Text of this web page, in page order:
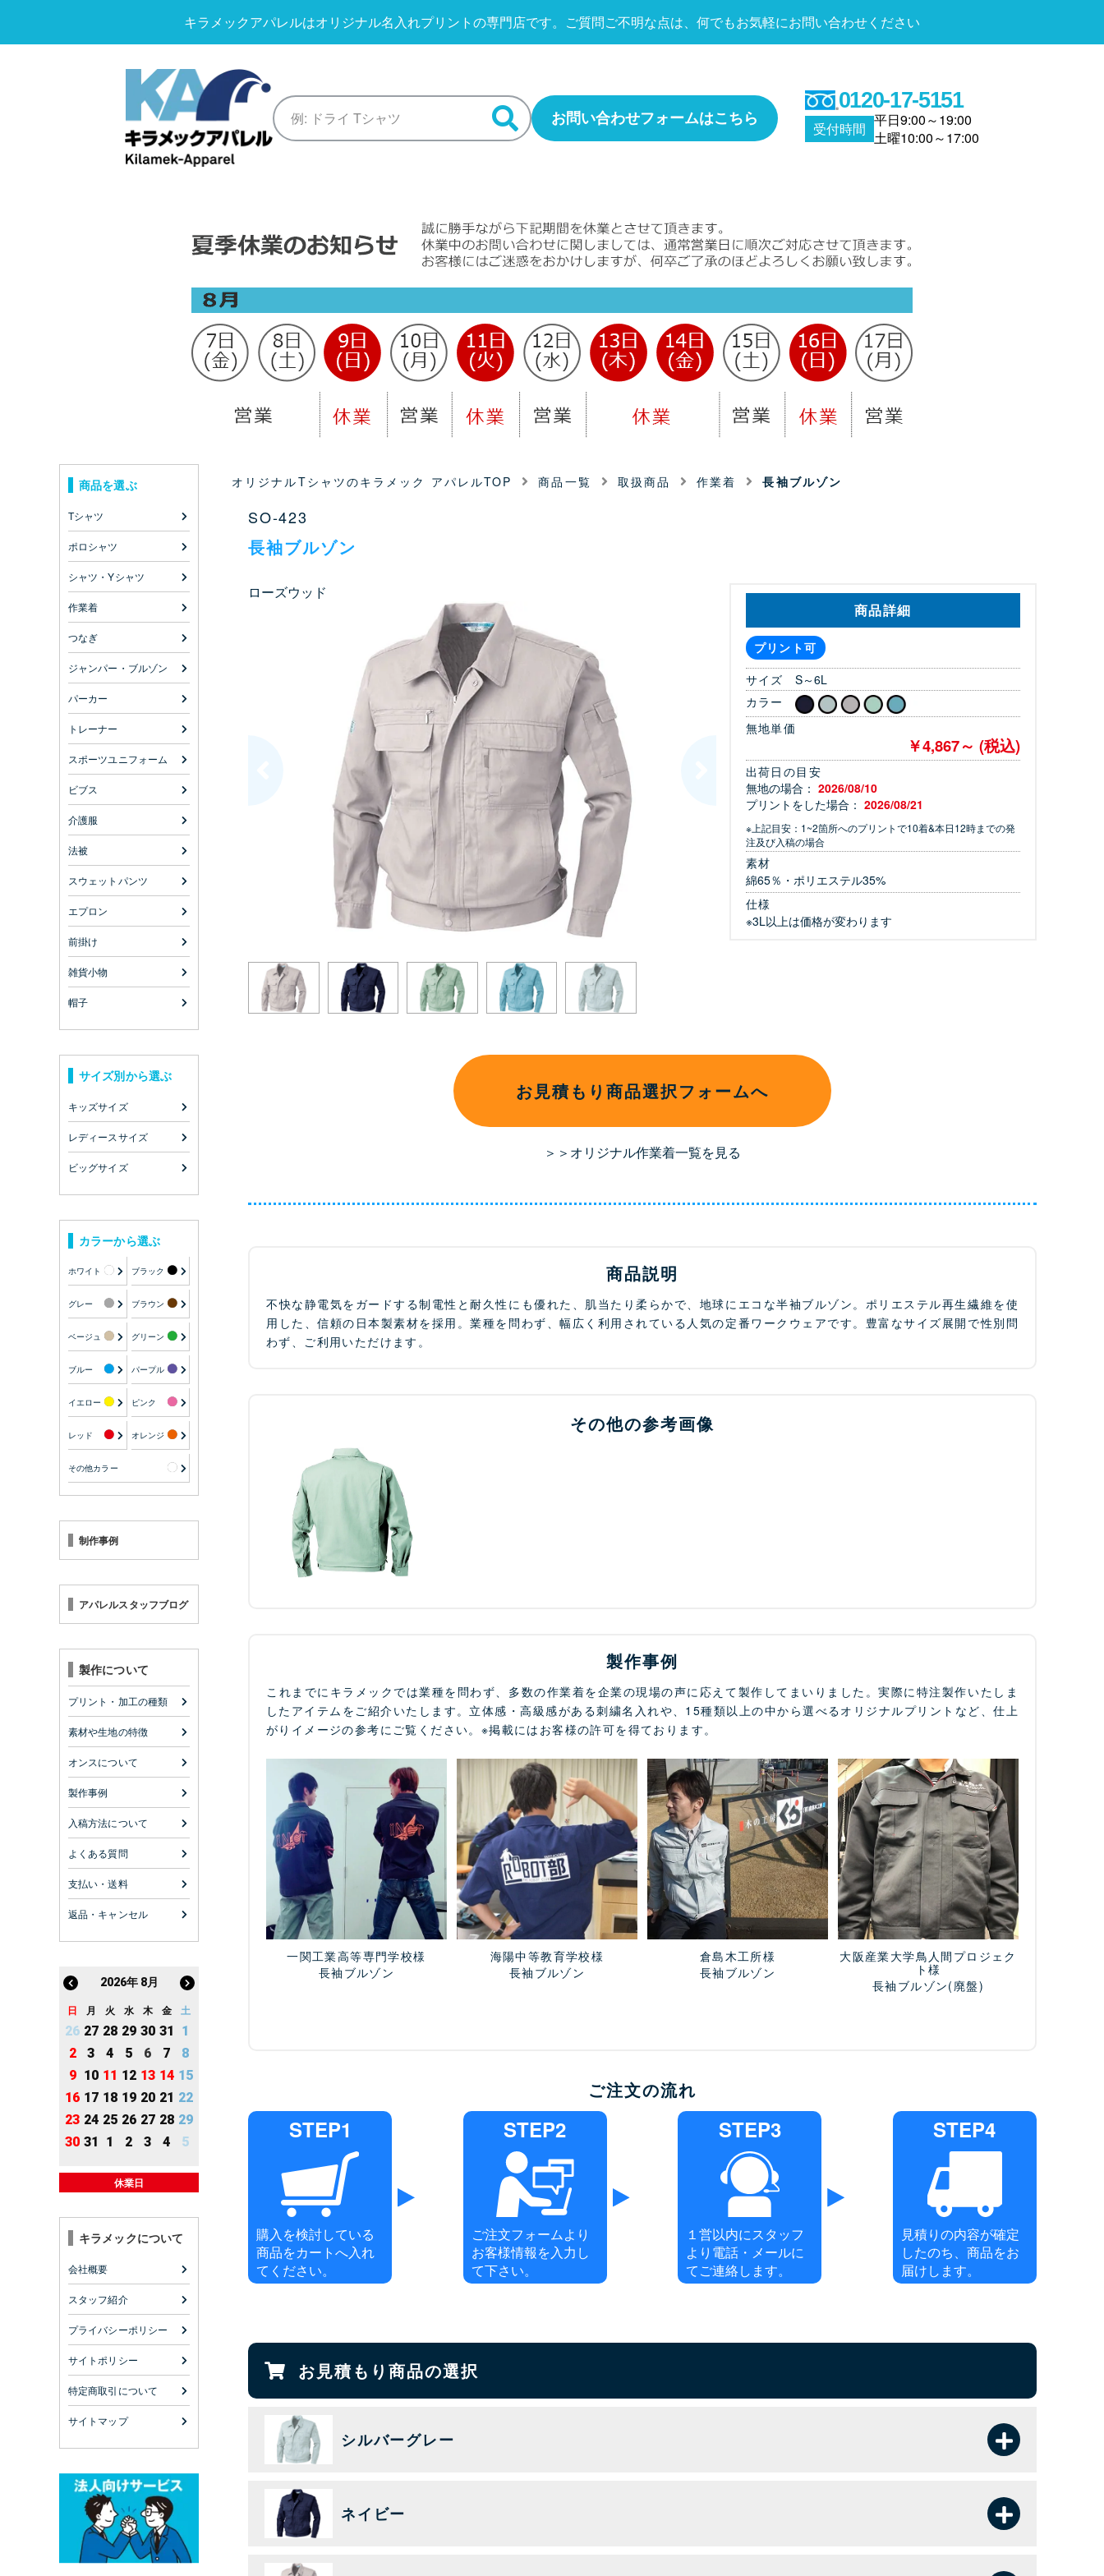
キラメックアパレルはオリジナル名入れプリントの専門店です。 ご質問ご不明な点は、何でもお気軽にお問い合わせください
お問い合わせフォームはこちら
0120-17-5151
受付時間 平日9:00～19:00
土曜10:00～17:00
商品を選ぶ
Tシャツ
ポロシャツ
シャツ・Yシャツ
作業着
つなぎ
ジャンパー・ブルゾン
パーカー
トレーナー
スポーツユニフォーム
ビブス
介護服
法被
スウェットパンツ
エプロン
前掛け
雑貨小物
帽子
サイズ別から選ぶ
キッズサイズ
レディースサイズ
ビッグサイズ
カラーから選ぶ
ホワイト ブラック
グレー ブラウン
ベージュ グリーン
ブルー パープル
イエロー ピンク
レッド オレンジ
その他カラー
制作事例
アパレルスタッフブログ
製作について
プリント・加工の種類
素材や生地の特徴
オンスについて
製作事例
入稿方法について
よくある質問
支払い・送料
返品・キャンセル
2026年 8月
日 月 火 水 木 金 土
26 27 28 29 30 31
1
2
3 4 5 6 7
8
9 10 11 12 13 14 15
16 17 18 19 20 21 22
23 24 25 26 27 28 29
30 31 1 2 3 4 5
休業日
キラメックについて
会社概要
スタッフ紹介
プライバシーポリシー
サイトポリシー
特定商取引について
サイトマップ
オリジナルTシャツのキラメック アパレルTOP 商品一覧 取扱商品 作業着 長袖ブルゾン
SO-423
長袖ブルゾン
ローズウッド
商品詳細
プリント可
サイズ
S～6L
カラー
無地単価
￥4,867～ (税込)
出荷日の目安
無地の場合： 2026/08/10
プリントをした場合： 2026/08/21
※上記目安：1~2箇所へのプリントで10着&本日12時までの発
注及び入稿の場合
素材
綿65％・ポリエステル35%
仕様
※3L以上は価格が変わります
お見積もり商品選択フォームへ
＞＞オリジナル作業着一覧を見る
商品説明
不快な静電気をガードする制電性と耐久性にも優れた、肌当たり柔らかで、地球にエコな半袖ブルゾン。ポリエステル再生繊維を使
用した、信頼の日本製素材を採用。業種を問わず、幅広く利用されている人気の定番ワークウェアです。豊富なサイズ展開で性別問
わず、ご利用いただけます。
その他の参考画像
製作事例
これまでにキラメックでは業種を問わず、多数の作業着を企業の現場の声に応えて製作してまいりました。実際に特注製作いたしま
したアイテムをご紹介いたします。立体感・高級感がある刺繍名入れや、15種類以上の中から選べるオリジナルプリントなど、仕上
がりイメージの参考にご覧ください。※掲載にはお客様の許可を得ております。
一関工業高等専門学校様
長袖ブルゾン
海陽中等教育学校様
長袖ブルゾン
倉島木工所様
長袖ブルゾン
大阪産業大学鳥人間プロジェク
ト様
長袖ブルゾン(廃盤)
ご注文の流れ
STEP1
購入を検討している
商品をカートへ入れ
てください。
STEP2
ご注文フォームより
お客様情報を入力し
て下さい。
STEP3
１営以内にスタッフ
より電話・メールに
てご連絡します。
STEP4
見積りの内容が確定
したのち、商品をお
届けします。
お見積もり商品の選択
シルバーグレー
ネイビー